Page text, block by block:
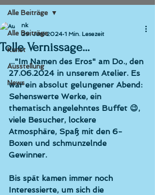
Alle Beiträge
Kunst
Ausstellung
News
Alle Beiträge
Tolle Vernissage...
nk
29. Juni 2024 1 Min. Lesezeit
..."Im Namen des Eros" am Do., den
27.06.2024 in unserem Atelier. Es
war ein absolut gelungener Abend:
Sehenswerte Werke, ein
thematisch angelehntes Buffet 😉,
viele Besucher, lockere
Atmosphäre, Spaß mit den 6-
Boxen und schmunzelnde
Gewinner.
Bis spät kamen immer noch
Interessierte, um sich die